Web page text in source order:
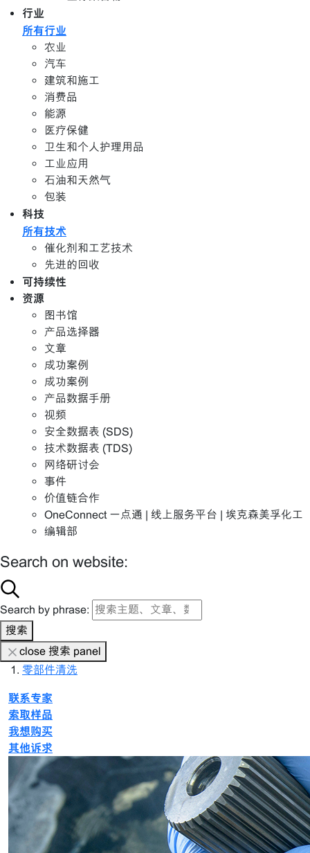
行业
所有行业
农业
汽车
建筑和施工
消费品
能源
医疗保健
卫生和个人护理用品
工业应用
石油和天然气
包装
科技
所有技术
催化剂和工艺技术
先进的回收
可持续性
资源
图书馆
产品选择器
文章
成功案例
成功案例
产品数据手册
视频
安全数据表 (SDS)
技术数据表 (TDS)
网络研讨会
事件
价值链合作
OneConnect 一点通 | 线上服务平台 | 埃克森美孚化工
编辑部
Search on website:
Search by phrase:
搜索
close 搜索 panel
零部件清洗
联系专家
索取样品
我想购买
其他诉求